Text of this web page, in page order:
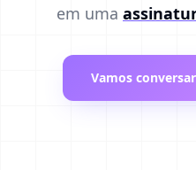
em uma
Vamos